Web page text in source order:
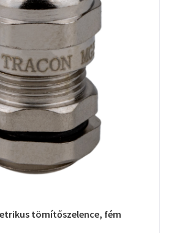
tömítőszelence, fém